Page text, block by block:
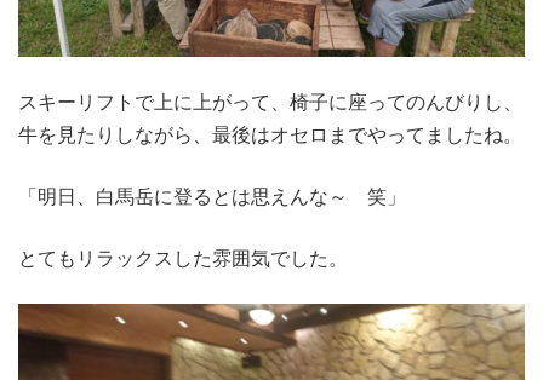
スキーリフトで上に上がって、椅子に座ってのんびりし、
牛を見たりしながら、最後はオセロまでやってましたね。
「明日、白馬岳に登るとは思えんな～ 笑」
とてもリラックスした雰囲気でした。